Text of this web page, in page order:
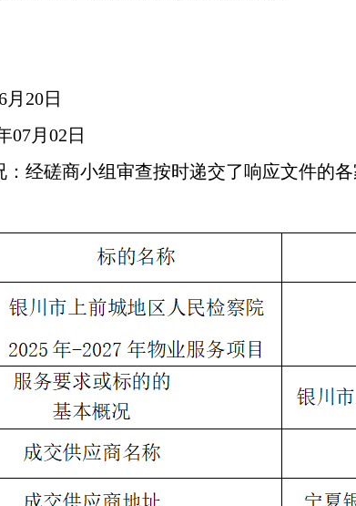
20日
07月02日
经磋商小组审查按时递交了响应文件的